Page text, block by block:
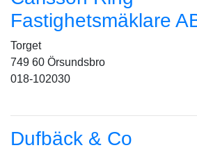
Fastighetsmäklare
Torget
749 60 Örsundsbro
018-102030
Dufbäck & Co